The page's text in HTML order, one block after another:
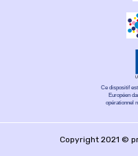
Ce dispositif
Européen
opérationnel
Copyright 2021 ©